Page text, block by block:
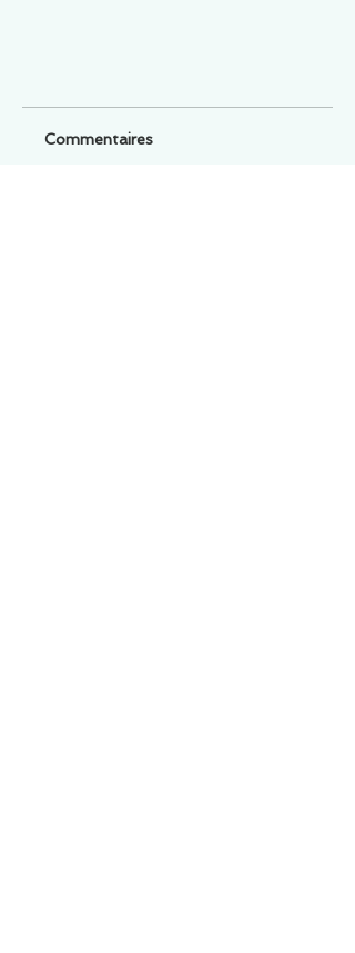
Commentaires